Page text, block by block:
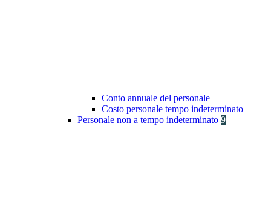
Conto annuale del personale
Costo personale tempo indeterminato
Personale non a tempo indeterminato 9